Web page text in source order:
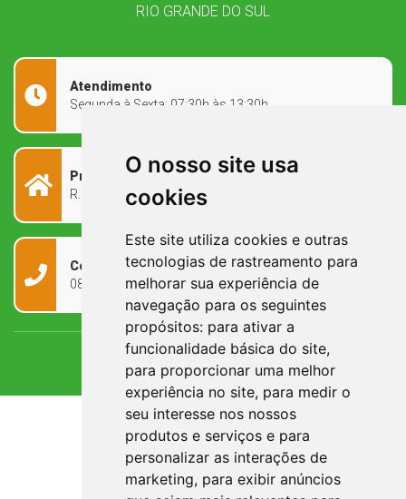
O nosso site usa
cookies
Este site utiliza cookies e outras
tecnologias de rastreamento para
melhorar sua experiência de
navegação para os seguintes
propósitos: para ativar a
funcionalidade básica do site,
para proporcionar uma melhor
experiência no site, para medir o
seu interesse nos nossos
produtos e serviços e para
personalizar as interações de
marketing, para exibir anúncios
RIO GRANDE DO SUL
Atendimento
Segunda à Sexta: 07:30h às 13:30h
Prefeitura Municipal
R. Rivadávia Corrêa, 858 - Centro - RS, 97573-010
Contato
0800 090 2050